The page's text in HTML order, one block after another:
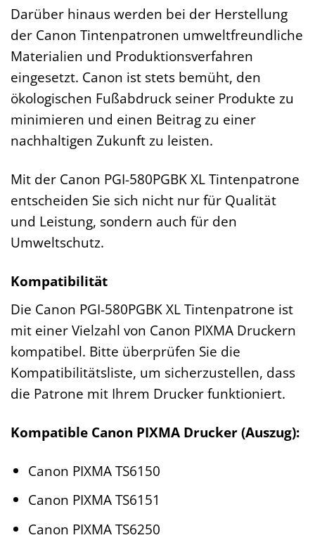
Darüber hinaus werden bei der Herstellung
der Canon Tintenpatronen umweltfreundliche
Materialien und Produktionsverfahren
eingesetzt. Canon ist stets bemüht, den
ökologischen Fußabdruck seiner Produkte zu
minimieren und einen Beitrag zu einer
nachhaltigen Zukunft zu leisten.
Mit der Canon PGI-580PGBK XL Tintenpatrone
entscheiden Sie sich nicht nur für Qualität
und Leistung, sondern auch für den
Umweltschutz.
Kompatibilität
Die Canon PGI-580PGBK XL Tintenpatrone ist
mit einer Vielzahl von Canon PIXMA Druckern
kompatibel. Bitte überprüfen Sie die
Kompatibilitätsliste, um sicherzustellen, dass
die Patrone mit Ihrem Drucker funktioniert.
Kompatible Canon PIXMA Drucker (Auszug):
Canon PIXMA TS6150
Canon PIXMA TS6151
Canon PIXMA TS6250